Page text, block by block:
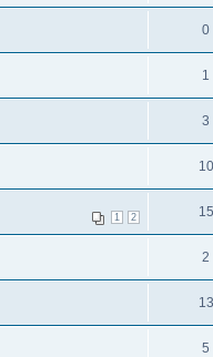
0
1
3
10
1 2 15
2
13
5